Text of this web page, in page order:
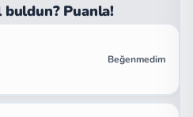
buldun? Puanla!
Beğenmedim